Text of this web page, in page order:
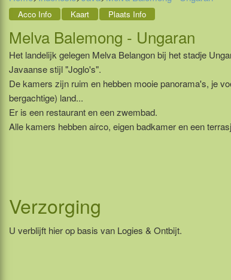
Acco Info Kaart Plaats Info
Melva Balemong - Ungaran
Het landelijk gelegen Melva Belangon bij het stadje
Javaanse stijl "Joglo's".
De kamers zijn ruim en hebben mooie panorama's, je
bergachtige) land...
Er is een restaurant en een zwembad.
Alle kamers hebben airco, eigen badkamer en een
Verzorging
U verblijft hier op basis van Logies & Ontbijt.